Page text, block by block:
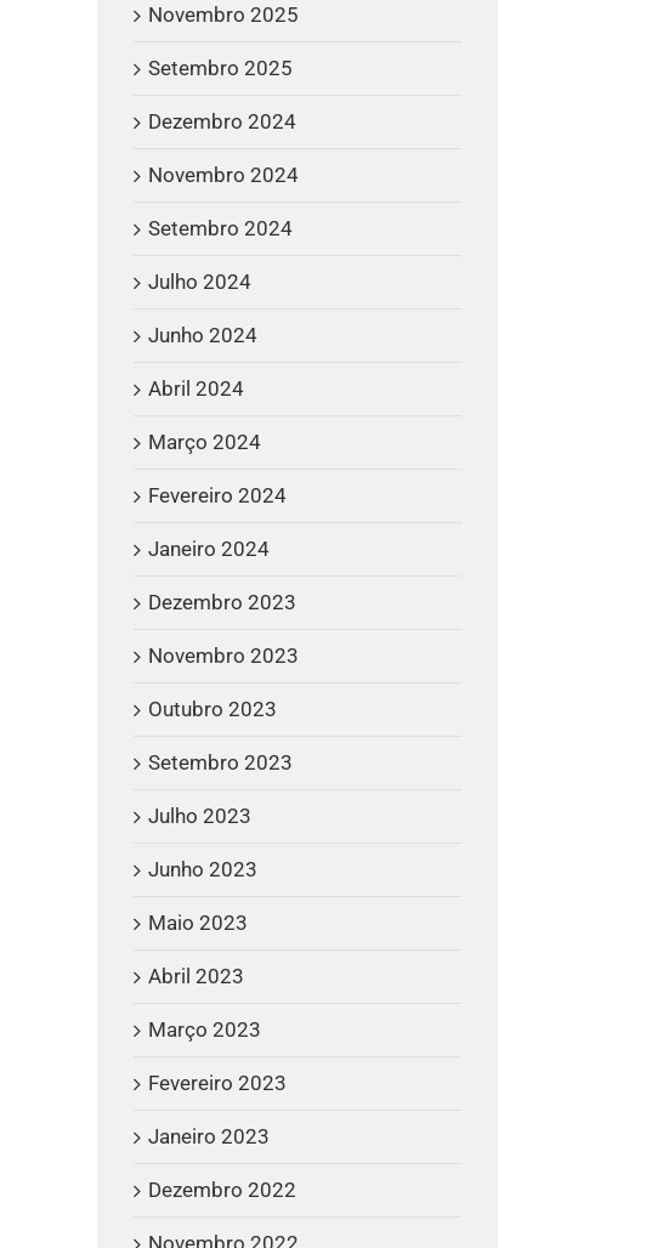
Novembro 2025
Setembro 2025
Dezembro 2024
Novembro 2024
Setembro 2024
Julho 2024
Junho 2024
Abril 2024
Março 2024
Fevereiro 2024
Janeiro 2024
Dezembro 2023
Novembro 2023
Outubro 2023
Setembro 2023
Julho 2023
Junho 2023
Maio 2023
Abril 2023
Março 2023
Fevereiro 2023
Janeiro 2023
Dezembro 2022
Novembro 2022